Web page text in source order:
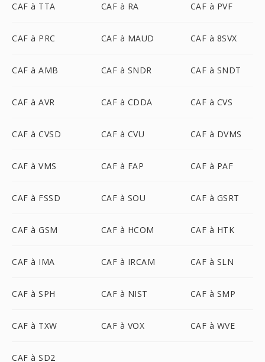
CAF à TTA CAF à RA CAF à PVF
CAF à PRC CAF à MAUD CAF à 8SVX
CAF à AMB CAF à SNDR CAF à SNDT
CAF à AVR CAF à CDDA CAF à CVS
CAF à CVSD CAF à CVU CAF à DVMS
CAF à VMS CAF à FAP CAF à PAF
CAF à FSSD CAF à SOU CAF à GSRT
CAF à GSM CAF à HCOM CAF à HTK
CAF à IMA CAF à IRCAM CAF à SLN
CAF à SPH CAF à NIST CAF à SMP
CAF à TXW CAF à VOX CAF à WVE
CAF à SD2